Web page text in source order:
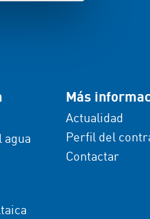
Más
Actualidad
Perfil del
Contactar